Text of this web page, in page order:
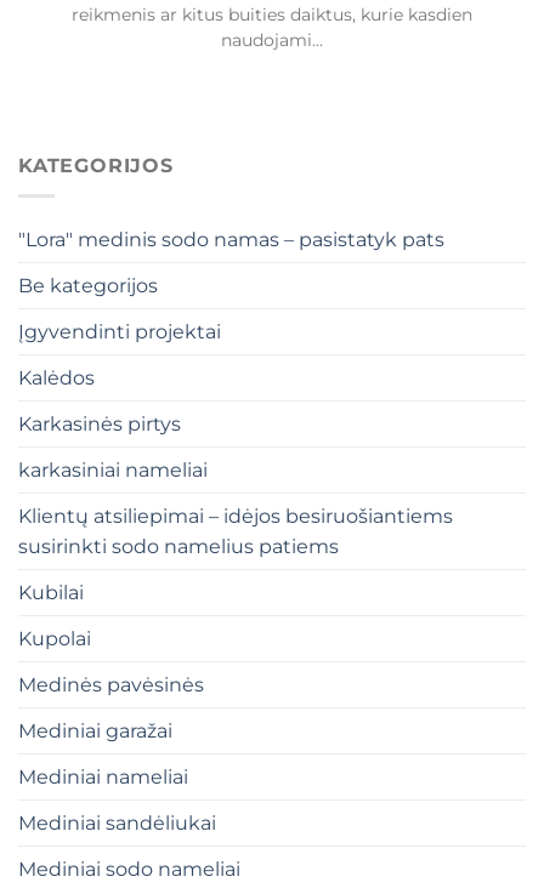
reikmenis ar kitus buities daiktus, kurie kasdien
naudojami...
KATEGORIJOS
"Lora" medinis sodo namas – pasistatyk pats
Be kategorijos
Įgyvendinti projektai
Kalėdos
Karkasinės pirtys
karkasiniai nameliai
Klientų atsiliepimai – idėjos besiruošiantiems
susirinkti sodo namelius patiems
Kubilai
Kupolai
Medinės pavėsinės
Mediniai garažai
Mediniai nameliai
Mediniai sandėliukai
Mediniai sodo nameliai